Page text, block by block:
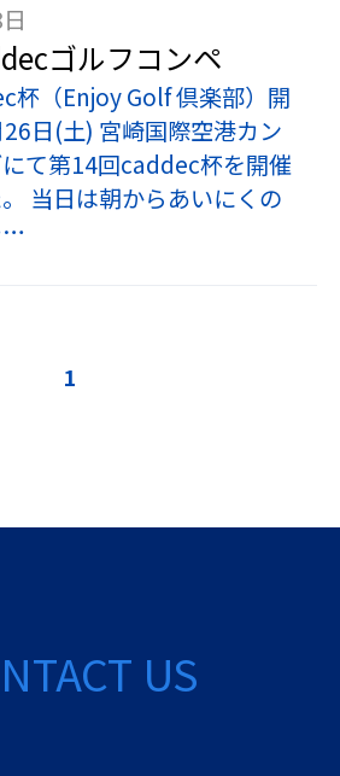
ゴルフコンペ
杯（Enjoy Golf 倶楽部）開
日(土) 宮崎国際空港カン
にて第14回caddec杯を開催
当日は朝からあいにくの
1
US